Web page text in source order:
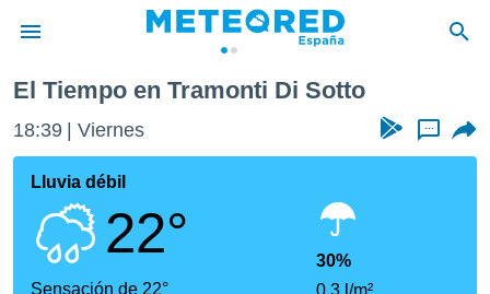
de
por
se
calidad.
a este
El Tiempo en Tramonti Di Sotto
18:39 Viernes ...
Lluvia débil
22°
Sensación de 22°
30%
0.3 l/m²